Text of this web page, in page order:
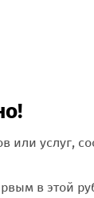
или услуг,
в этой